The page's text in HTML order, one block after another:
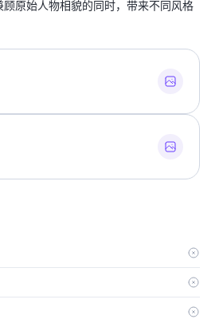
原始人物相貌的同时，带来不同风格